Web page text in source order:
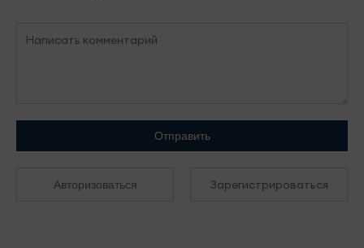
Отправить
Авторизоваться Зарегистрироваться